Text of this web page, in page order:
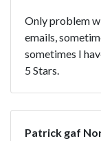
Only problem
emails,
sometimes I
5 Stars.
Patrick gaf